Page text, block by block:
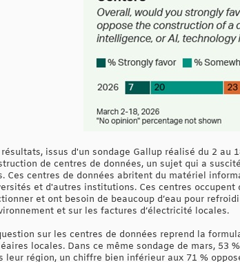
résultats, issus d'un sondage Gallup réalisé du 2
de centres de données, un sujet qui a
Ces centres de données abritent du matériel
et d'autres institutions. Ces centres
et ont besoin de beaucoup d’eau pour
et sur les factures d’électricité locales.
sur les centres de données reprend la
locales. Dans ce même sondage de mars, 53
leur région, un chiffre bien inférieur aux 71 %